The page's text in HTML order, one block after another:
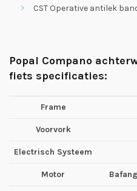
CST Operative antilek
Popal Compano
fiets specificaties:
Frame
Voorvork
Electrisch Systeem
Motor